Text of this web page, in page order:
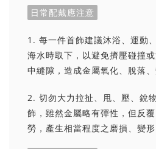
日常配戴應注意
1. 每一件首飾建議沐浴、運動
海水時取下，以避免擠壓碰撞
中縫隙，造成金屬氧化、脫落、
2. 切勿大力拉扯、甩、壓、銳
飾，雖然金屬略有彈性，但反
勞，產生相當程度之磨損、變形